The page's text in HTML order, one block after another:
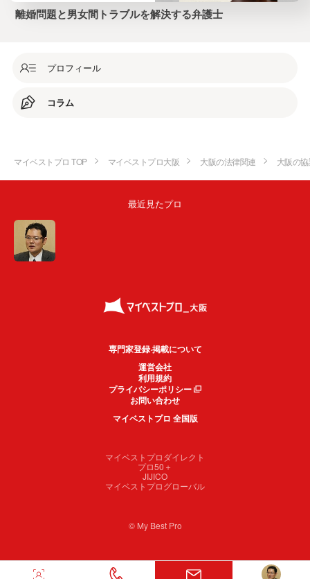
離婚問題と男女間トラブルを解決する弁護士
プロフィール
コラム
マイベストプロ TOP マイベストプロ大阪 大阪の法律関連 大阪の
最近見たプロ
専門家登録·掲載について
運営会社
利用規約
プライバシーポリシー
お問い合わせ
マイベストプロ 全国版
マイベストプロダイレクト
プロ50＋
JIJICO
マイベストプログローバル
© My Best Pro